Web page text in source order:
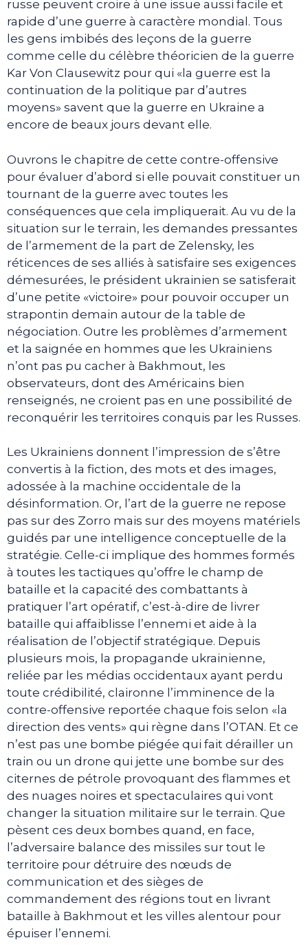
russe peuvent croire à une issue aussi facile et
rapide d’une guerre à caractère mondial. Tous
les gens imbibés des leçons de la guerre
comme celle du célèbre théoricien de la guerre
Kar Von Clausewitz pour qui «la guerre est la
continuation de la politique par d’autres
moyens» savent que la guerre en Ukraine a
encore de beaux jours devant elle.
Ouvrons le chapitre de cette contre-offensive
pour évaluer d’abord si elle pouvait constituer un
tournant de la guerre avec toutes les
conséquences que cela impliquerait. Au vu de la
situation sur le terrain, les demandes pressantes
de l’armement de la part de Zelensky, les
réticences de ses alliés à satisfaire ses exigences
démesurées, le président ukrainien se satisferait
d’une petite «victoire» pour pouvoir occuper un
strapontin demain autour de la table de
négociation. Outre les problèmes d’armement
et la saignée en hommes que les Ukrainiens
n’ont pas pu cacher à Bakhmout, les
observateurs, dont des Américains bien
renseignés, ne croient pas en une possibilité de
reconquérir les territoires conquis par les Russes.
Les Ukrainiens donnent l’impression de s’être
convertis à la fiction, des mots et des images,
adossée à la machine occidentale de la
désinformation. Or, l’art de la guerre ne repose
pas sur des Zorro mais sur des moyens matériels
guidés par une intelligence conceptuelle de la
stratégie. Celle-ci implique des hommes formés
à toutes les tactiques qu’offre le champ de
bataille et la capacité des combattants à
pratiquer l’art opératif, c’est-à-dire de livrer
bataille qui affaiblisse l’ennemi et aide à la
réalisation de l’objectif stratégique. Depuis
plusieurs mois, la propagande ukrainienne,
reliée par les médias occidentaux ayant perdu
toute crédibilité, claironne l’imminence de la
contre-offensive reportée chaque fois selon «la
direction des vents» qui règne dans l’OTAN. Et ce
n’est pas une bombe piégée qui fait dérailler un
train ou un drone qui jette une bombe sur des
citernes de pétrole provoquant des flammes et
des nuages noires et spectaculaires qui vont
changer la situation militaire sur le terrain. Que
pèsent ces deux bombes quand, en face,
l’adversaire balance des missiles sur tout le
territoire pour détruire des nœuds de
communication et des sièges de
commandement des régions tout en livrant
bataille à Bakhmout et les villes alentour pour
épuiser l’ennemi.